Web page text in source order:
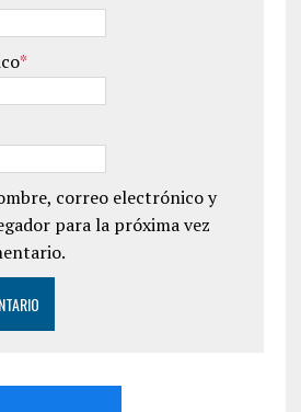
*
correo electrónico y
para la próxima vez